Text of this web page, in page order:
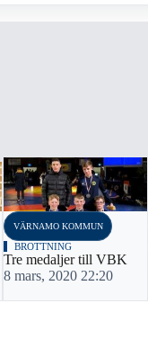
VÄRNAMO KOMMUN
BROTTNING
Tre medaljer till VBK
8 mars, 2020 22:20